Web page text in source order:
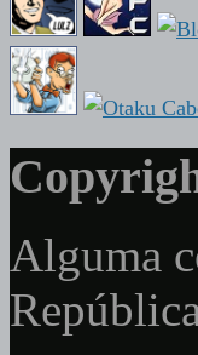
Alguma